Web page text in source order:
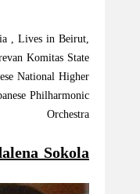
, Lives in Beirut,
Komitas State
National Higher
Philharmonic
Orchestra
Sokola: